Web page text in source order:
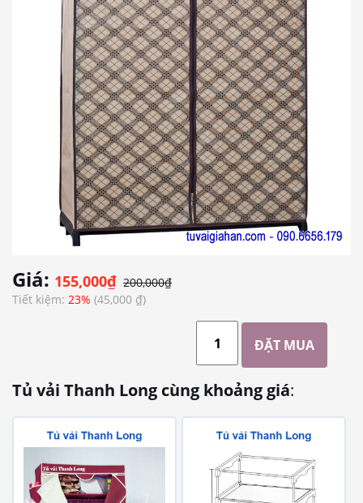
Giá: 155,000₫ 200,000₫
Tiết kiệm: 23% (45,000 ₫)
Tủ vải Thanh Long cùng khoảng giá: